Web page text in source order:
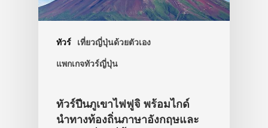
ทัวร์ เที่ยวญี่ปุ่นด้วยตัวเอง
แพกเกจทัวร์ญี่ปุ่น
ทัวร์ปีนภูเขาไฟฟูจิ พร้อมไกด์
นำทางท้องถิ่นภาษาอังกฤษและ
สาระน่ารู้